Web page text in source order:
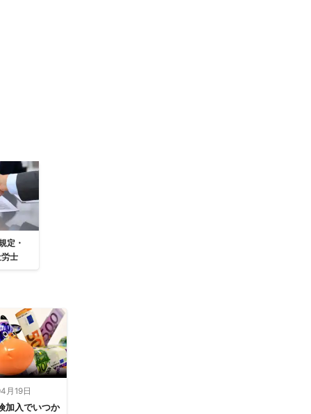
定・
士
月19日
加入でいつか